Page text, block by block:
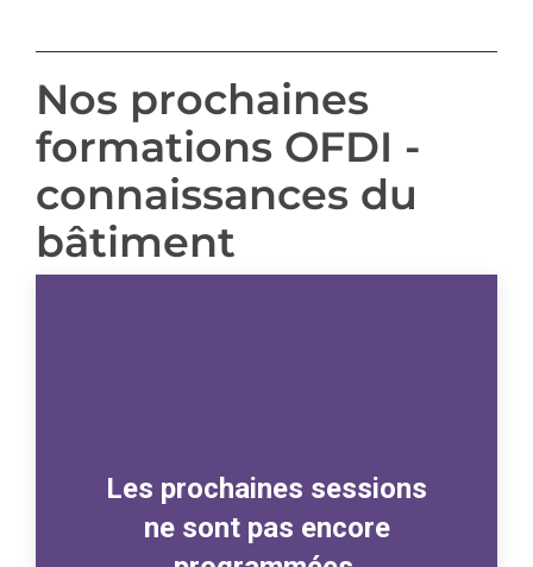
Nos prochaines
formations OFDI -
connaissances du
bâtiment
Les prochaines sessions
ne sont pas encore